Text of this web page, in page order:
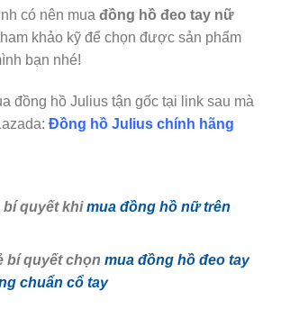
có nên mua đồng hồ đeo tay nữ
khảo kỹ để chọn được sản phẩm
bạn nhé!
đồng hồ Julius tận gốc tại link sau mà
Đồng hồ Julius chính hãng
quyết khimua đồng hồ nữ trên
bí quyết chọn mua đồng hồ đeo tay
chuẩn cổ tay